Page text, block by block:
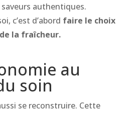
authentiques.
c’est d’abord faire le choix
la fraîcheur.
au
soin
se reconstruire. Cette